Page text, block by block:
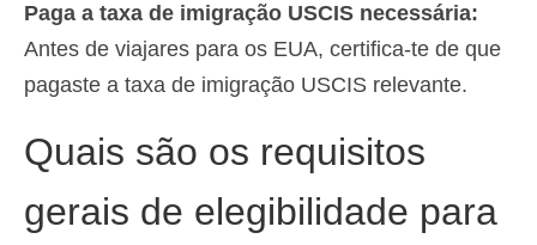
Paga a taxa de imigração USCIS necessária:
Antes de viajares para os EUA, certifica-te de que
pagaste a taxa de imigração USCIS relevante.
Quais são os requisitos
gerais de elegibilidade para